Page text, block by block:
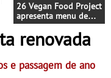
26 Vegan Food Project
apresenta menu de
Natal Vegan para levar
para casa
renovada
e passagem de ano